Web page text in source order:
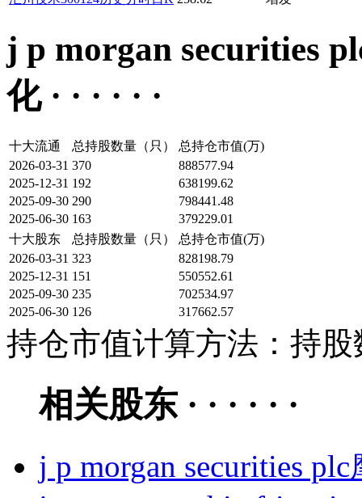
j p morgan securities
化 · · · · · ·
十大流通 总持股数量（只）
总持仓市值(万)
2026-03-31 370
888577.94
2025-12-31 192
638199.62
2025-09-30 290
798441.48
2025-06-30 163
379229.01
十大股东
总持股数量（只）
总持仓市值(万)
2026-03-31 323
828198.79
2025-12-31 151
550552.61
2025-09-30 235
702534.97
2025-06-30 126 317662.57
持仓市值计算方法：持
相关股东 · · · · · ·
j p morgan securities